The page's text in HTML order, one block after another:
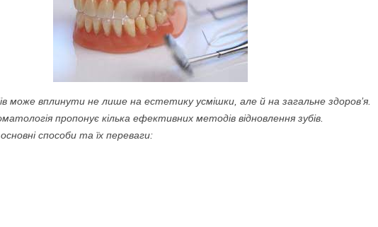
може вплинути не лише на естетику усмішки, але й на загальне здоров’я.
пропонує кілька ефективних методів відновлення зубів.
способи та їх переваги: